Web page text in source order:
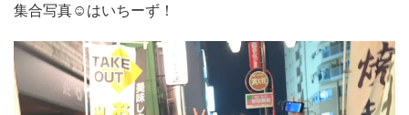
集合写真☺︎はいちーず！